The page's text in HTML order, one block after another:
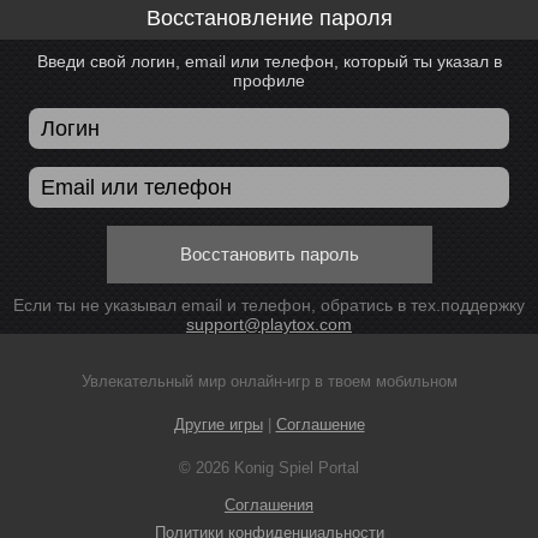
Восстановление пароля
Введи свой логин, email или телефон, который ты указал в
профиле
Восстановить пароль
Если ты не указывал email и телефон, обратись в тех.поддержку
support@playtox.com
Увлекательный мир онлайн-игр в твоем мобильном
Другие игры| Соглашение
© 2026 Konig Spiel Portal
Соглашения
Политики конфиденциальности